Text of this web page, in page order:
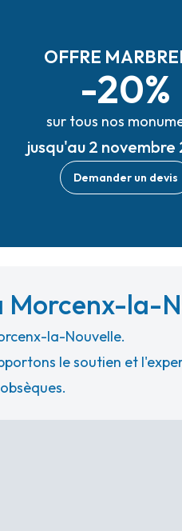
OFFRE
-20%
sur tous nos
jusqu'au 2 novembre
Demander un devis
Morcenx-la-
la-Nouvelle.
le soutien et